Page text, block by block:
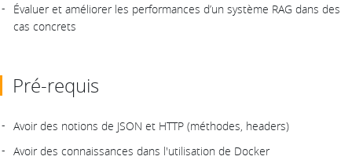
Évaluer et améliorer les performances d’un système RAG dans des
cas concrets
Pré-requis
Avoir des notions de JSON et HTTP (méthodes, headers)
Avoir des connaissances dans l'utilisation de Docker